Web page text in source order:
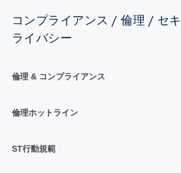
コンプライアンス / 倫理 / セ
ライバシー
倫理 & コンプライアンス
倫理ホットライン
ST行動規範